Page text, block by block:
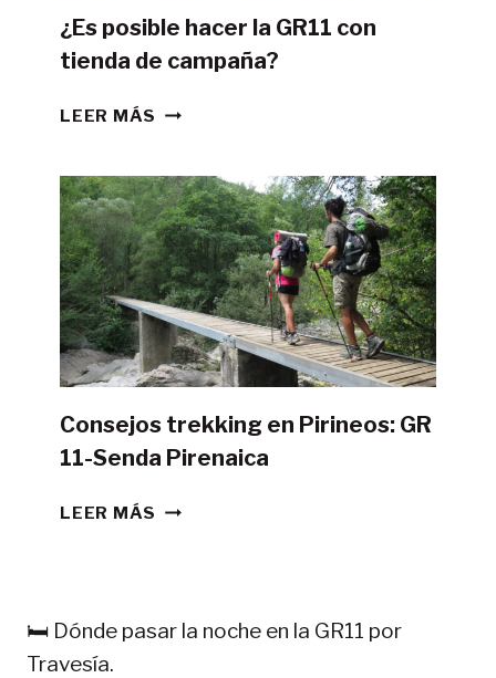
¿Es posible hacer la GR11 con
tienda de campaña?
LEER MÁS ¿ES
LA
GR11
CON
TIENDA
DE
CAMPAÑA?
Consejos trekking en Pirineos: GR
11-Senda Pirenaica
LEER MÁS CONSEJOS
11-
🛏️ Dónde pasar la noche en la GR11 por
Travesía.